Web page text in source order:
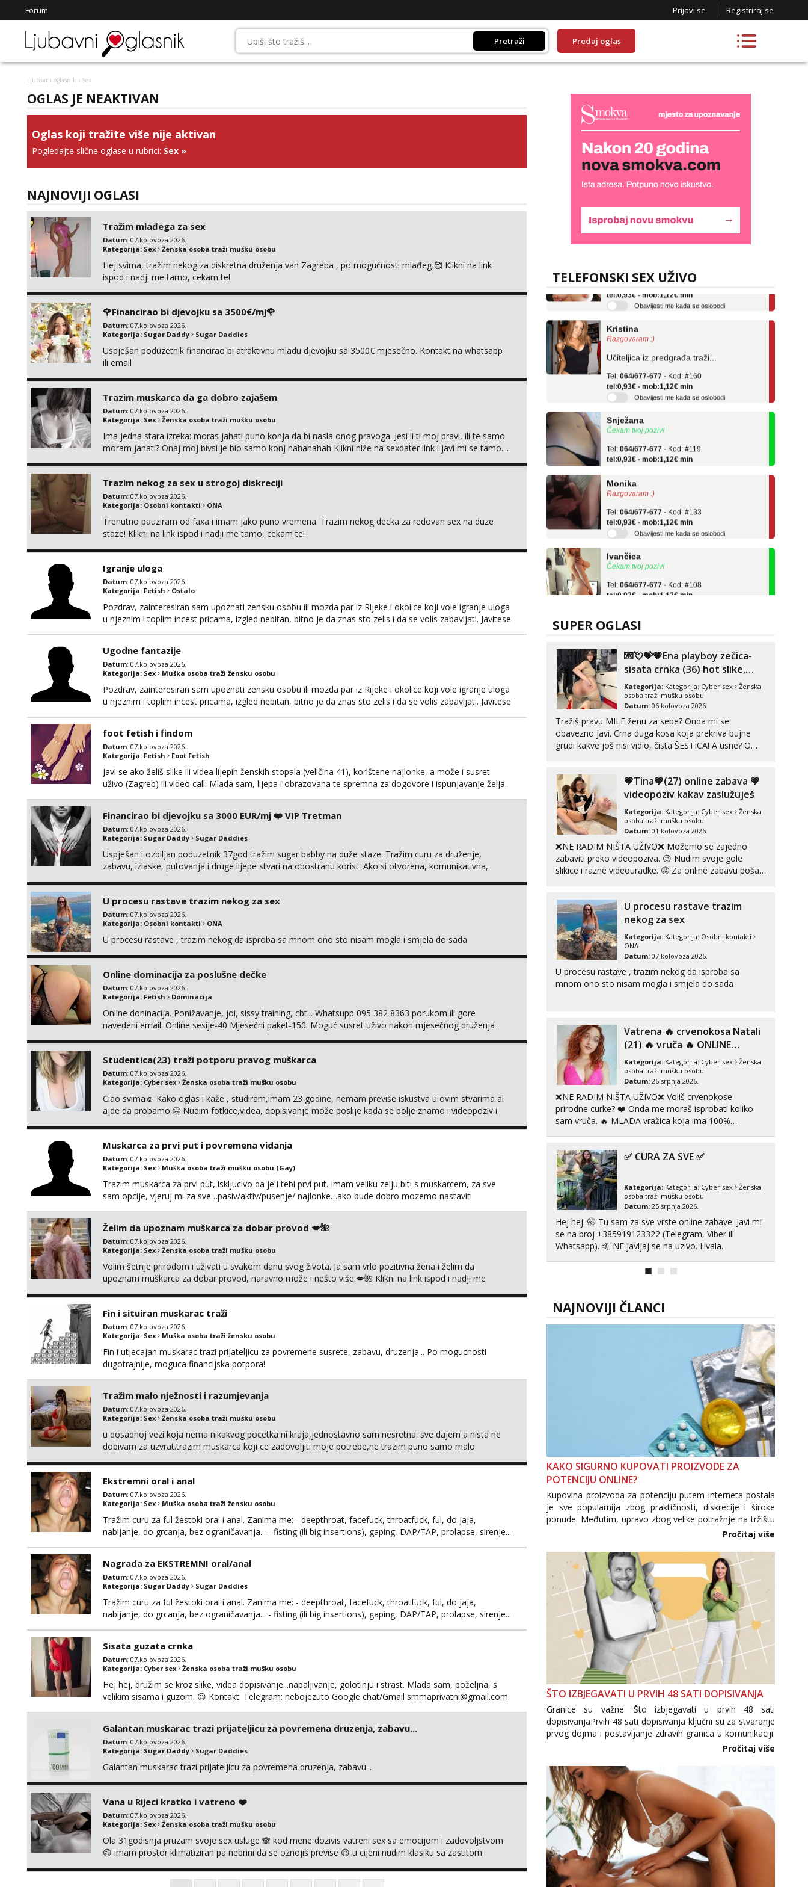
Forum Prijavi se Registriraj se
Pretraži Predaj oglas
Ljubavni oglasnik › Sex
OGLAS JE NEAKTIVAN
Oglas koji tražite više nije aktivan
Pogledajte slične oglase u rubrici: Sex »
NAJNOVIJI OGLASI
Tražim mlađega za sex
Datum: 07.kolovoza 2026.
Kategorija: Sex Ženska osoba traži mušku osobu
Hej svima, tražim nekog za diskretna druženja van Zagreba , po mogućnosti mlađeg 🥰 Klikni na link
ispod i nadji me tamo, cekam te!
🌹Financirao bi djevojku sa 3500€/mj🌹
Datum: 07.kolovoza 2026.
Kategorija: Sugar Daddy Sugar Daddies
Uspješan poduzetnik financirao bi atraktivnu mladu djevojku sa 3500€ mjesečno. Kontakt na whatsapp
ili email
Trazim muskarca da ga dobro zajašem
Datum: 07.kolovoza 2026.
Kategorija: Sex Ženska osoba traži mušku osobu
Ima jedna stara izreka: moras jahati puno konja da bi nasla onog pravoga. Jesi li ti moj pravi, ili te samo
moram jahati? Onaj moj bivsi je bio samo konj hahahahah Klikni niže na sexdater link i javi mi se tamo....
Trazim nekog za sex u strogoj diskreciji
Datum: 07.kolovoza 2026.
Kategorija: Osobni kontakti ONA
Trenutno pauziram od faxa i imam jako puno vremena. Trazim nekog decka za redovan sex na duze
staze! Klikni na link ispod i nadji me tamo, cekam te!
Igranje uloga
Datum: 07.kolovoza 2026.
Kategorija: Fetish Ostalo
Pozdrav, zainteresiran sam upoznati zensku osobu ili mozda par iz Rijeke i okolice koji vole igranje uloga
u njeznim i toplim incest pricama, izgled nebitan, bitno je da znas sto zelis i da se volis zabavljati. Javitese
Ugodne fantazije
Datum: 07.kolovoza 2026.
Kategorija: Sex Muška osoba traži žensku osobu
Pozdrav, zainteresiran sam upoznati zensku osobu ili mozda par iz Rijeke i okolice koji vole igranje uloga
u njeznim i toplim incest pricama, izgled nebitan, bitno je da znas sto zelis i da se volis zabavljati. Javitese
foot fetish i findom
Datum: 07.kolovoza 2026.
Kategorija: Fetish Foot Fetish
Javi se ako želiš slike ili videa lijepih ženskih stopala (veličina 41), korištene najlonke, a može i susret
uživo (Zagreb) ili video call. Mlada sam, lijepa i obrazovana te spremna za dogovore i ispunjavanje želja.
Financirao bi djevojku sa 3000 EUR/mj ❤️ VIP Tretman
Datum: 07.kolovoza 2026.
Kategorija: Sugar Daddy Sugar Daddies
Uspješan i ozbiljan poduzetnik 37god tražim sugar babby na duže staze. Tražim curu za druženje,
zabavu, izlaske, putovanja i druge lijepe stvari na obostranu korist. Ako si otvorena, komunikativna,
U procesu rastave trazim nekog za sex
Datum: 07.kolovoza 2026.
Kategorija: Osobni kontakti ONA
U procesu rastave , trazim nekog da isproba sa mnom ono sto nisam mogla i smjela do sada
Online dominacija za poslušne dečke
Datum: 07.kolovoza 2026.
Kategorija: Fetish Dominacija
Online doninacija. Ponižavanje, joi, sissy training, cbt... Whatsupp 095 382 8363 porukom ili gore
navedeni email. Online sesije-40 Mjesečni paket-150. Moguć susret uživo nakon mjesečnog druženja .
Studentica(23) traži potporu pravog muškarca
Datum: 07.kolovoza 2026.
Kategorija: Cyber sex Ženska osoba traži mušku osobu
Ciao svima☺️ Kako oglas i kaže , studiram,imam 23 godine, nemam previše iskustva u ovim stvarima al
ajde da probamo.🤗 Nudim fotkice,videa, dopisivanje može poslije kada se bolje znamo i videopoziv i
Muskarca za prvi put i povremena vidanja
Datum: 07.kolovoza 2026.
Kategorija: Sex Muška osoba traži mušku osobu (Gay)
Trazim muskarca za prvi put, iskljucivo da je i tebi prvi put. Imam veliku zelju biti s muskarcem, za sve
sam opcije, vjeruj mi za sve…pasiv/aktiv/pusenje/ najlonke…ako bude dobro mozemo nastaviti
110kg. Ozenjen, uz dogovor o lokaciji i vremenu ja rjesavam apartman/hotel. Odgovara mi cijela
kontinentalna...
Želim da upoznam muškarca za dobar provod 💋🌺
Datum: 07.kolovoza 2026.
Kategorija: Sex Ženska osoba traži mušku osobu
Volim šetnje prirodom i uživati u svakom danu svog života. Ja sam vrlo pozitivna žena i želim da
upoznam muškarca za dobar provod, naravno može i nešto više.💋🌺 Klikni na link ispod i nadji me
Fin i situiran muskarac traži
Datum: 07.kolovoza 2026.
Kategorija: Sex Muška osoba traži žensku osobu
Fin i utjecajan muskarac trazi prijateljicu za povremene susrete, zabavu, druzenja... Po mogucnosti
dugotrajnije, moguca financijska potpora!
Tražim malo nježnosti i razumjevanja
Datum: 07.kolovoza 2026.
Kategorija: Sex Ženska osoba traži mušku osobu
u dosadnoj vezi koja nema nikakvog pocetka ni kraja,jednostavno sam nesretna. sve dajem a nista ne
dobivam za uzvrat.trazim muskarca koji ce zadovoljiti moje potrebe,ne trazim puno samo malo
Ekstremni oral i anal
Datum: 07.kolovoza 2026.
Kategorija: Sex Muška osoba traži žensku osobu
Tražim curu za ful žestoki oral i anal. Zanima me: - deepthroat, facefuck, throatfuck, ful, do jaja,
nabijanje, do grcanja, bez ograničavanja... - fisting (ili big insertions), gaping, DAP/TAP, prolapse, sirenje...
Nagrada za EKSTREMNI oral/anal
Datum: 07.kolovoza 2026.
Kategorija: Sugar Daddy Sugar Daddies
Tražim curu za ful žestoki oral i anal. Zanima me: - deepthroat, facefuck, throatfuck, ful, do jaja,
nabijanje, do grcanja, bez ograničavanja... - fisting (ili big insertions), gaping, DAP/TAP, prolapse, sirenje...
Sisata guzata crnka
Datum: 07.kolovoza 2026.
Kategorija: Cyber sex Ženska osoba traži mušku osobu
Hej hej, družim se kroz slike, videa dopisivanje...napaljivanje, golotinju i strast. Mlada sam, poželjna, s
velikim sisama i guzom. 😉 Kontakt: Telegram: nebojezuto Google chat/Gmail smmaprivatni@gmail.com
Galantan muskarac trazi prijateljicu za povremena druzenja, zabavu...
Datum: 07.kolovoza 2026.
Kategorija: Sugar Daddy Sugar Daddies
Galantan muskarac trazi prijateljicu za povremena druzenja, zabavu...
Vana u Rijeci kratko i vatreno ❤️
Datum: 07.kolovoza 2026.
Kategorija: Sex Ženska osoba traži mušku osobu
Ola 31godisnja pruzam svoje sex usluge 🙈 kod mene dozivis vatreni sex sa emocijom i zadovoljstvom
😊 imam prostor klimatiziran pa nebrini da se oznojiš previse 😆 u cijeni nudim klasiku sa zastitom
ignoriram radim samo sa svojim slikama original ✌️😊ali neki vec me poznaju waccap...
TELEFONSKI SEX UŽIVO
Liliana
Tel: 064/677-677 - Kod: #69
tel:0,93€ - mob:1,12€ min
Razgovaram :)
Učiteljica iz predgrađa traži...
Tel:064/677-677- Kod: #160
tel:0,93€ - mob:1,12€ min
Obavijesti me kada se oslobodi
Čekam tvoj poziv!
Tel:064/677-677 - Kod: #119
tel:0,93€ - mob:1,12€ min
Razgovaram :)
Tel:064/677-677
tel:0,93€ - mob:1,12€ min
Obavijesti me kada se oslobodi
Čekam tvoj poziv!
Tel:064/677-677 - Kod: #108
tel:0,93€ - mob:1,12€ min
Anđela
Tel: 064/677-677- Kod: #142
tel:0,93€ - mob:1,12€ min
Liliana
Razgovaram :)
Tel:064/677-677- Kod: #69
Obavijesti me kada se oslobodi
Kristina
Razgovaram :)
Učiteljica iz predgrađa traži...
Tel:
- Kod: #160
tel:0,93€ - mob:1,12€ min
Obavijesti me kada se oslobodi
Čekam tvoj poziv!
Tel: 064/677-677- Kod: #119
tel:0,93€ - mob:1,12€ min
Monika
Razgovaram :)
Tel: 064/677-677- Kod: #133
Obavijesti me kada se oslobodi
Ivančica
Čekam tvoj poziv!
Tel: 064/677-677- Kod: #108
tel:0,93€ - mob:1,12€ min
Zara
Čekam tvoj poziv!
Tel:064/677-677- Kod: #123
tel:0,93€ - mob:1,12€ min
Anđela
Čekam tvoj poziv!
Tel: 064/677-677- Kod: #142
tel:0,93€ - mob:1,12€ min
SUPER OGLASI
💌💘💝💗Ena playboy zečica-
sisata crnka (36) hot slike,
videa i c2c💗
Kategorija: Kategorija: Cyber sex
Ženska
osoba traži mušku osobu
Datum: 06.kolovoza 2026.
Tražiš pravu MILF ženu za sebe? Onda mi se
obavezno javi. Crna duga kosa koja prekriva bujne
grudi kakve još nisi vidio, čista ŠESTICA! A usne? O
nisi vidio. Uvijek sam spremna za ONLOINE zabavu...
💗Tina💗(27) online zabava 💗
videopoziv kakav zaslužuješ
Kategorija: Kategorija: Cyber sex
Ženska
osoba traži mušku osobu
Datum: 01.kolovoza 2026.
❌NE RADIM NIŠTA UŽIVO❌ Možemo se zajedno
zabaviti preko videopoziva. 😉 Nudim svoje gole
slikice i razne videouradke. 🤩 Za online zabavu pošalji
vidjeti na videopozivu. 😉 S vama sam vec 5 ...
U procesu rastave trazim
nekog za sex
Kategorija: Kategorija: Osobni kontakti
ONA
Datum: 07.kolovoza 2026.
U procesu rastave , trazim nekog da isproba sa
mnom ono sto nisam mogla i smjela do sada
Vatrena ‎️‍🔥 crvenokosa Natali
(21) ‎️‍🔥 vruča‎ ️‍🔥 ONLINE
ZABAVA
Kategorija: Kategorija: Cyber sex
Ženska
osoba traži mušku osobu
Datum: 26.srpnja 2026.
❌NE RADIM NIŠTA UŽIVO❌ Voliš crvenokose
prirodne curke? ❤️ Onda me moraš isprobati koliko
sam vruča.‎ ️‍🔥 MLADA vražica koja ima 100%
možeš pranaći nešto po svojoj mjeri. Sexi videa s
kolegica...
✅ CURA ZA SVE ✅
Kategorija: Kategorija: Cyber sex
Ženska
osoba traži mušku osobu
Datum: 25.srpnja 2026.
Hej hej. 🤭 Tu sam za sve vrste online zabave. Javi mi
se na broj +385919123322 (Telegram, Viber ili
Whatsapp). 🤙 NE javljaj se na uzivo. Hvala.
NAJNOVIJI ČLANCI
KAKO SIGURNO KUPOVATI PROIZVODE ZA
POTENCIJU ONLINE?
Kupovina proizvoda za potenciju putem interneta postala
je sve popularnija zbog praktičnosti, diskrecije i široke
ponude. Međutim, upravo zbog velike potražnje na tržištu
se pojavljuju i brojni krivotvoreni proizvodi, nepouzdane
internetske trgovine te proizvodi nepoznatog podrijetla. ...
Pročitaj više
ŠTO IZBJEGAVATI U PRVIH 48 SATI DOPISIVANJA
Granice su važne: Što izbjegavati u prvih 48 sati
dopisivanjaPrvih 48 sati dopisivanja ključni su za stvaranje
prvog dojma i postavljanje zdravih granica u komunikaciji.
Važno je izbjeći prebrzo otkrivanje osobnih ili intimnih
informacija, jer nepoznata osoba još nije zaslužila to
povjerenje. Takođe...
Pročitaj više